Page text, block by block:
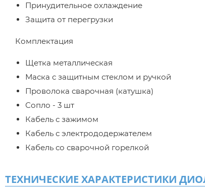
Принудительное охлаждение
Защита от перегрузки
Комплектация
Щетка металлическая
Маска с защитным стеклом и ручкой
Проволока сварочная (катушка)
Сопло - 3 шт
Кабель с зажимом
Кабель с электрододержателем
Кабель со сварочной горелкой
ТЕХНИЧЕСКИЕ ХАРАКТЕРИСТИКИ